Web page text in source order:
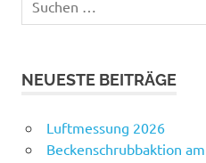
nach:
NEUESTE BEITRÄGE
Luftmessung 2026
Beckenschrubbaktion